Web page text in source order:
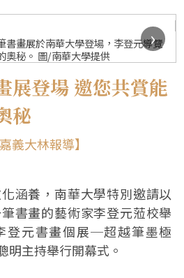
書畫展於南華大學登場，李登元導覽
奧秘。 圖/南華大學提供
›
展登場 邀您共賞能
秘
義大林報導】
涵養，南華大學特別邀請以
筆書畫的藝術家李登元蒞校舉
登元書畫個展─超越筆墨極
明主持舉行開幕式。